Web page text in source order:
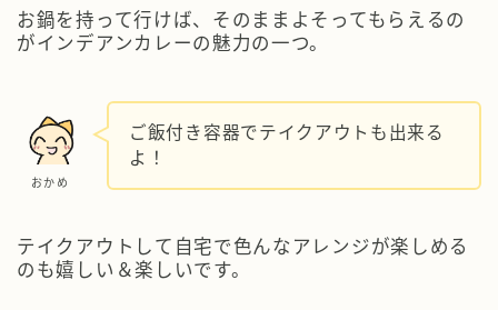
お鍋を持って行けば、そのままよそってもらえるの
がインデアンカレーの魅力の一つ。
おかめ
ご飯付き容器でテイクアウトも出来る
よ！
テイクアウトして自宅で色んなアレンジが楽しめる
のも嬉しい＆楽しいです。